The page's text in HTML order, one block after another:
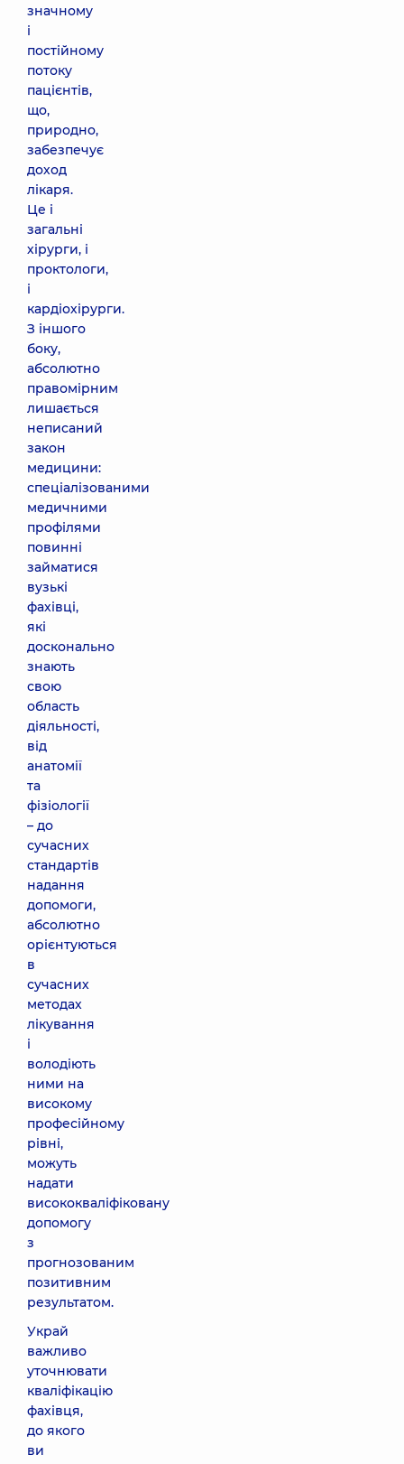
значному
і
постійному
потоку
пацієнтів,
що,
природно,
забезпечує
доход
лікаря.
Це і
загальні
хірурги, і
проктологи,
і
кардіохірурги.
З іншого
боку,
абсолютно
правомірним
лишається
неписаний
закон
медицини:
спеціалізованими
медичними
профілями
повинні
займатися
вузькі
фахівці,
які
досконально
знають
свою
область
діяльності,
від
анатомії
та
фізіології
– до
сучасних
стандартів
надання
допомоги,
абсолютно
орієнтуються
в
сучасних
методах
лікування
і
володіють
ними на
високому
професійному
рівні,
можуть
надати
висококваліфіковану
допомогу
з
прогнозованим
позитивним
результатом.
Украй
важливо
уточнювати
кваліфікацію
фахівця,
до якого
ви